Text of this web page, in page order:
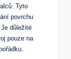
Tyto
povrchu
⁣důležité
‌pouze na